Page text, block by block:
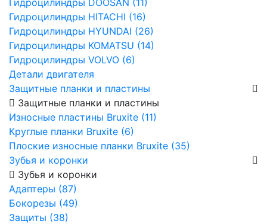
Гидроцилиндры HITACHI (16)
Гидроцилиндры HYUNDAI (26)
Гидроцилиндры KOMATSU (14)
Гидроцилиндры VOLVO (6)
Детали двигателя
Защитные планки и пластины
Защитные планки и пластины
Износные пластины Bruxite (11)
Круглые планки Bruxite (6)
Плоские износные планки Bruxite (35)
Зубья и коронки
Зубья и коронки
Адаптеры (87)
Бокорезы (49)
Защиты (38)